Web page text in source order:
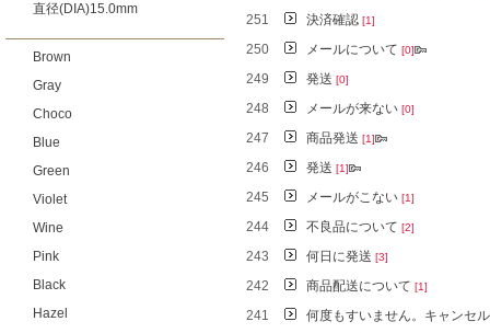
直径(DIA)15.0mm
Brown
Gray
Choco
Blue
Green
Violet
Wine
Pink
Black
Hazel
251 決済確認 [1]
250 メールについて [0]
249 発送 [0]
248 メールが来ない [0]
247 商品発送 [1]
246 発送 [1]
245 メールがこない [1]
244 不良品について [2]
243 何日に発送 [3]
242 商品配送について [1]
241
何度もすいません。キャンセ